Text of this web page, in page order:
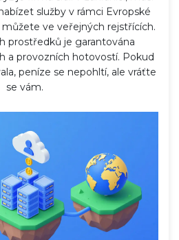
služby v rámci Evropské
ve veřejných rejstřících.
prostředků je garantována
a provozních hotovostí. Pokud
peníze se nepohltí, ale vráťte
se vám.